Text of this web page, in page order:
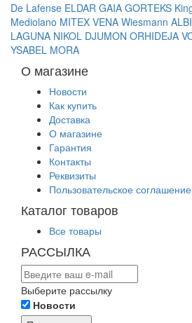
De Lafense ELDAR GAIA GORTEKS
Mediolano MITEX VENA Wiesmann
LAGUNA NIKOL DJUMON ORHIDEJA
YSABEL MORA
О магазине
Новости
Как купить
Доставка
О магазине
Гарантия
Контакты
Реквизиты
Пользовательское соглашение
Каталог товаров
Все товары
РАССЫЛКА
Выберите рассылку
Новости